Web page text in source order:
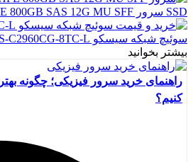
SSD سرور P04527-B21 HPE 800GB SAS 12G MU SFF
سوئیچ شبکه سیسکو WS-C2960CG-8TC-L استوک
بیشتر بخوانید
راهنمای خرید سرور فیزیکی؛ چگونه
کنیم؟